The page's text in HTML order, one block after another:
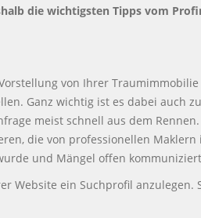
die wichtigsten Tipps vom
von Ihrer
Ganz wichtig ist es dabei auch
meist schnell aus dem
die von professionellen
und Mängel offen
Website ein Suchprofil